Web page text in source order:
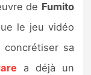
de Fumito
le jeu vidéo
sa
a déjà un